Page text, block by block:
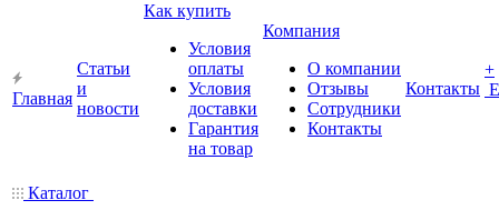
Главная
Статьи
и
новости
Как купить
Условия
оплаты
Условия
доставки
Гарантия
на товар
Компания
О компании
Отзывы
Сотрудники
Контакты
Контакты
+
Каталог